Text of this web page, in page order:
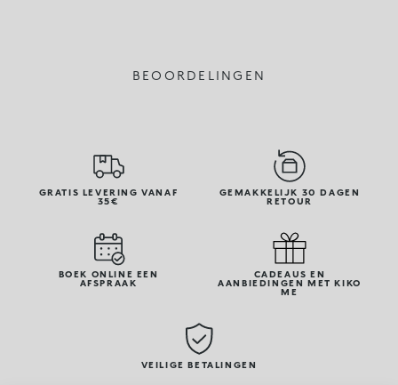
BEOORDELINGEN
GRATIS LEVERING VANAF
35€
GEMAKKELIJK 30 DAGEN
RETOUR
BOEK ONLINE EEN
AFSPRAAK
CADEAUS EN
AANBIEDINGEN MET KIKO
ME
VEILIGE BETALINGEN